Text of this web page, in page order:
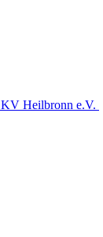
KV Heilbronn e.V.